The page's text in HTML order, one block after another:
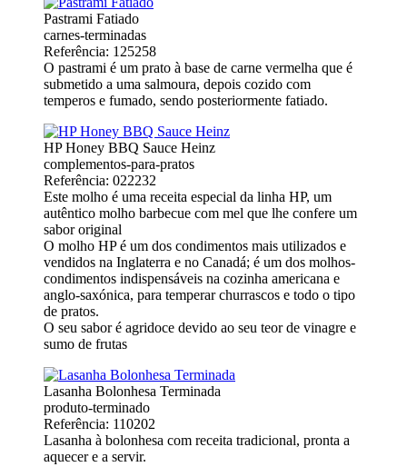
Pastrami Fatiado
carnes-terminadas
Referência: 125258
O pastrami é um prato à base de carne vermelha que é
submetido a uma salmoura, depois cozido com
temperos e fumado, sendo posteriormente fatiado.
HP Honey BBQ Sauce Heinz
complementos-para-pratos
Referência: 022232
Este molho é uma receita especial da linha HP, um
autêntico molho barbecue com mel que lhe confere um
sabor original
O molho HP é um dos condimentos mais utilizados e
vendidos na Inglaterra e no Canadá; é um dos molhos-
condimentos indispensáveis na cozinha americana e
anglo-saxónica, para temperar churrascos e todo o tipo
de pratos.
O seu sabor é agridoce devido ao seu teor de vinagre e
sumo de frutas
Lasanha Bolonhesa Terminada
produto-terminado
Referência: 110202
Lasanha à bolonhesa com receita tradicional, pronta a
aquecer e a servir.